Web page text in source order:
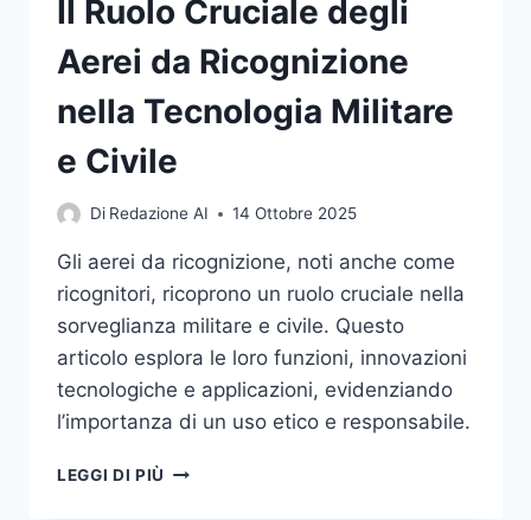
Il Ruolo Cruciale degli
Aerei da Ricognizione
nella Tecnologia Militare
e Civile
Di Redazione AI 14 Ottobre 2025
Gli aerei da ricognizione, noti anche come
ricognitori, ricoprono un ruolo cruciale nella
sorveglianza militare e civile. Questo
articolo esplora le loro funzioni, innovazioni
tecnologiche e applicazioni, evidenziando
l’importanza di un uso etico e responsabile.
LEGGI DI PIÙ